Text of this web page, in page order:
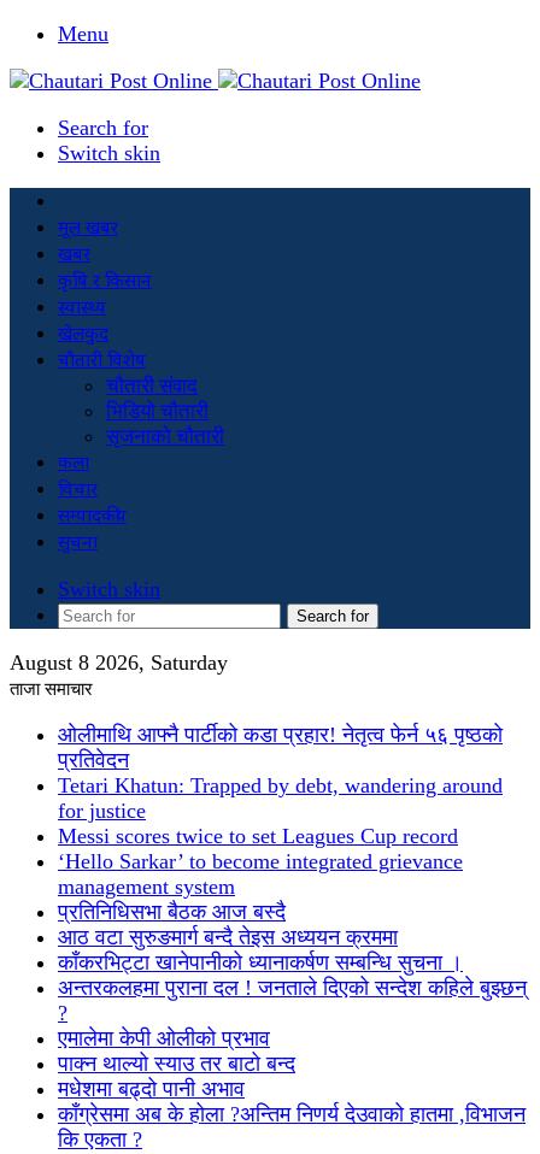
Menu
Search for
Switch skin
मूल खबर
खबर
कृषि र किसान
स्वास्थ्य
खेलकुद
चौतारी विशेष
चौतारी संवाद
भिडियो चौतारी
सृजनाको चौतारी
कला
विचार
सम्पादकीय
सुचना
Switch skin
Search for
August 8 2026, Saturday
ताजा समाचार
ओलीमाथि आफ्नै पार्टीको कडा प्रहार! नेतृत्व फेर्न ५६ पृष्ठको
प्रतिवेदन
Tetari Khatun: Trapped by debt, wandering around
for justice
Messi scores twice to set Leagues Cup record
‘Hello Sarkar’ to become integrated grievance
management system
प्रतिनिधिसभा बैठक आज बस्दै
आठ वटा सुरुङमार्ग बन्दै तेइस अध्ययन क्रममा
काँकरभिट्टा खानेपानीको ध्यानाकर्षण सम्बन्धि सुचना ।
अन्तरकलहमा पुराना दल ! जनताले दिएको सन्देश कहिले बुझ्छन्
?
एमालेमा केपी ओलीको प्रभाव
पाक्न थाल्यो स्याउ तर बाटो बन्द
मधेशमा बढ्दो पानी अभाव
काँग्रेसमा अब के होला ?अन्तिम निणर्य देउवाको हातमा ,विभाजन
कि एकता ?